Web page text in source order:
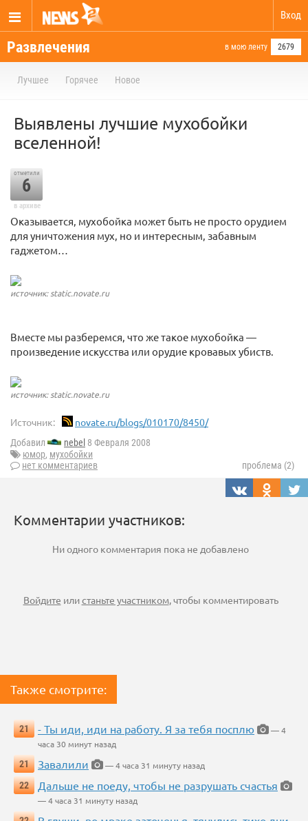
Вход
Развлечения в мою ленту 2679
Лучшее Горячее Новое
Выявлены лучшие мухобойки
вселенной!
отметили
6
в архиве
Оказывается, мухобойка может быть не просто орудием
для уничтожения мух, но и интересным, забавным
гаджетом…
источник: static.novate.ru
Вместе мы разберемся, что же такое мухобойка —
произведение искусства или орудие кровавых убиств.
источник: static.novate.ru
Источник: novate.ru/blogs/010170/8450/
Добавил nebel 8 Февраля 2008
юмор, мухобойки
нет комментариев
проблема (2)
Комментарии участников:
Ни одного комментария пока не добавлено
Войдите илистаньте участником, чтобы комментировать
Также смотрите:
21 - Ты иди, иди на работу. Я за тебя посплю
— 4
часа 30 минут назад
21
Завалили
— 4 часа 31 минуту назад
22
Дальше не поеду, чтобы не разрушать счастья
— 4 часа 31 минуту назад